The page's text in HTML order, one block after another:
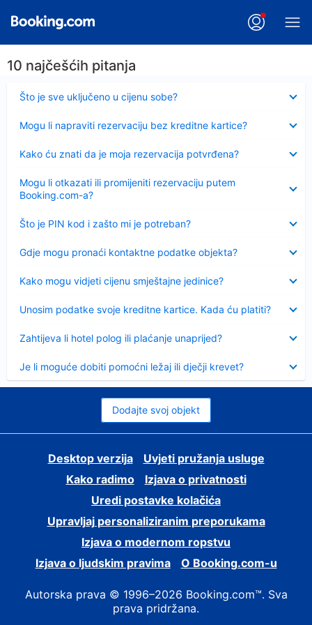
10 najčešćih pitanja
Što je sve uključeno u cijenu sobe?
Sažeto
Mogu li napraviti rezervaciju bez kreditne kartice?
Kako ću znati da je moja rezervacija potvrđena?
Mogu li otkazati ili promijeniti rezervaciju putem
Booking.com-a?
Što je PIN kod i zašto mi je potreban?
Sažeto
Gdje mogu pronaći kontaktne podatke objekta?
Kako mogu vidjeti cijenu smještajne jedinice?
Unosim podatke svoje kreditne kartice. Kada ću platiti?
Zahtijeva li hotel polog ili plaćanje unaprijed?
Je li moguće dobiti pomoćni ležaj ili dječji krevet?
Dodajte svoj objekt
Desktop verzija
Uvjeti pružanja usluge
Kako radimo
Izjava o privatnosti
Uredi postavke kolačića
Upravljaj personaliziranim preporukama
Izjava o modernom ropstvu
Izjava o ljudskim pravima
O Booking.com-u
Autorska prava © 1996–2026 Booking.com™. Sva
prava pridržana.